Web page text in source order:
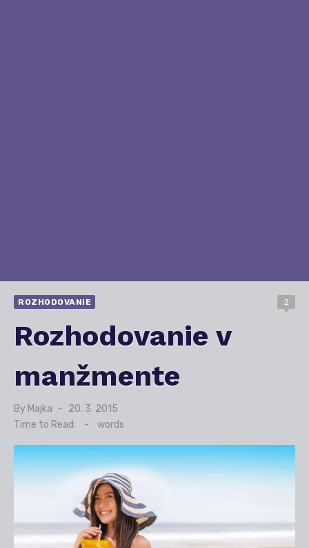
ROZHODOVANIE 2
Rozhodovanie v
manžmente
By Majka
Posted
on
20. 3. 2015
Time to Read:
- words